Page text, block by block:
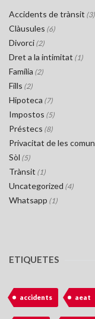
Accidents de trànsit (3)
Clàusules (6)
Divorci (2)
Dret a la intimitat (1)
Família (2)
Fills (2)
Hipoteca (7)
Impostos (5)
Préstecs (8)
Privacitat de les
Sòl (5)
Trànsit (1)
Uncategorized (4)
Whatsapp (1)
ETIQUETES
accidents aeat